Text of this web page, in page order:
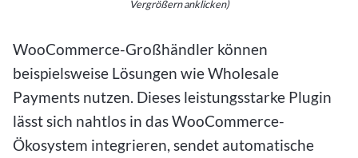
Vergrößern anklicken)
WooCommerce-Großhändler können
beispielsweise Lösungen wie Wholesale
Payments nutzen. Dieses leistungsstarke Plugin
lässt sich nahtlos in das WooCommerce-
Ökosystem integrieren, sendet automatische